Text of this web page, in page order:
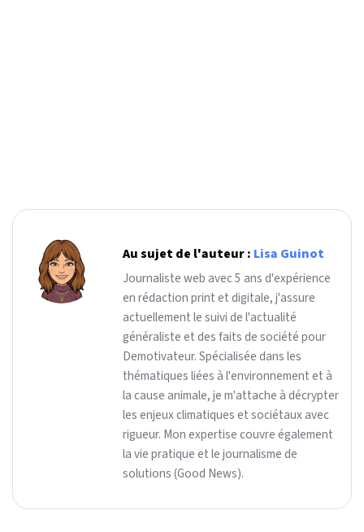
Au sujet de l'auteur : Lisa Guinot
Journaliste web avec 5 ans d'expérience
en rédaction print et digitale, j'assure
actuellement le suivi de l'actualité
généraliste et des faits de société pour
Demotivateur. Spécialisée dans les
thématiques liées à l'environnement et à
la cause animale, je m'attache à décrypter
les enjeux climatiques et sociétaux avec
rigueur. Mon expertise couvre également
la vie pratique et le journalisme de
solutions (Good News).